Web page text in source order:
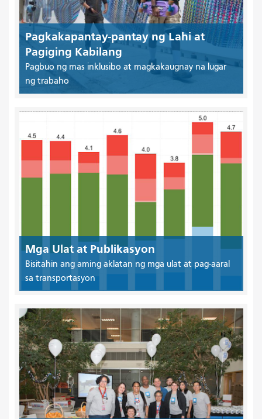
Pagkakapantay-pantay ng Lahi at
Pagiging Kabilang
Pagbuo ng mas inklusibo at magkakaugnay na lugar
ng trabaho
Mga Ulat at Publikasyon
Bisitahin ang aming aklatan ng mga ulat at pag-aaral
sa transportasyon